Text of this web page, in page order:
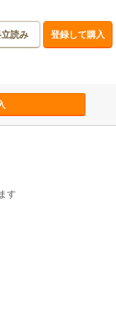
読み 登録して購入
す